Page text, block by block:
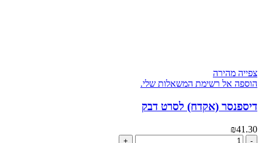
צפייה מהירה
הוספה אל רשימת המשאלות שלי.
דיספנסר (אקדח) לסרט דבק
₪41.30
כמות